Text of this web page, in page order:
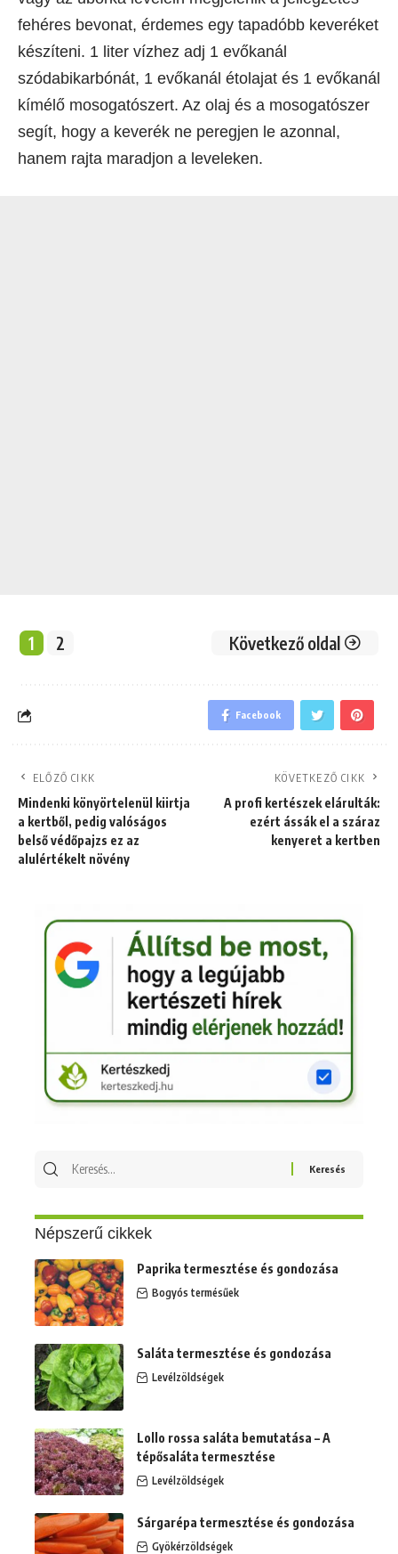
fehéres bevonat, érdemes egy tapadóbb keveréket
készíteni. 1 liter vízhez adj 1 evőkanál
szódabikarbónát, 1 evőkanál étolajat és 1 evőkanál
kímélő mosogatószert. Az olaj és a mosogatószer
segít, hogy a keverék ne peregjen le azonnal,
hanem rajta maradjon a leveleken.
1 2 Következő oldal
Facebook
ELŐZŐ CIKK
Mindenki könyörtelenül kiirtja
a kertből, pedig valóságos
belső védőpajzs ez az
alulértékelt növény
KÖVETKEZŐ CIKK
A profi kertészek elárulták:
ezért ássák el a száraz
kenyeret a kertben
Keresés
Népszerű cikkek
Paprika termesztése és gondozása
Bogyós termésűek
Saláta termesztése és gondozása
Levélzöldségek
Lollo rossa saláta bemutatása – A
tépősaláta termesztése
Levélzöldségek
Sárgarépa termesztése és gondozása
Gyökérzöldségek